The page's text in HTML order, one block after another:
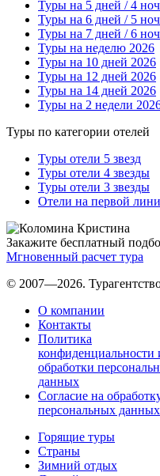
Туры на 5 дней / 4
Туры на 6 дней / 5
Туры на 7 дней / 6
Туры на неделю 2026
Туры на 10 дней 2026
Туры на 12 дней 2026
Туры на 14 дней 2026
Туры на 2 недели
Туры по категории отелей
Туры отели 5 звезд
Туры отели 4 звезды
Туры отели 3 звезды
Отели на первой
Закажите бесплатный
Мгновенный расчет тура
© 2007—2026.
О компании
Контакты
Политика
конфиденциальности
обработки
данных
Согласие на
персональных данных
Горящие туры
Страны
Зимний отдых